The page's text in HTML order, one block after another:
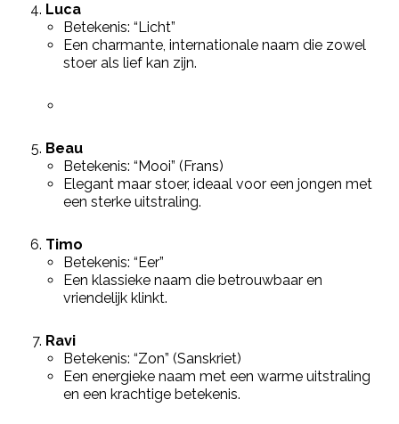
Luca
Betekenis: “Licht”
Een charmante, internationale naam die zowel
stoer als lief kan zijn.
Beau
Betekenis: “Mooi” (Frans)
Elegant maar stoer, ideaal voor een jongen met
een sterke uitstraling.
Timo
Betekenis: “Eer”
Een klassieke naam die betrouwbaar en
vriendelijk klinkt.
Ravi
Betekenis: “Zon” (Sanskriet)
Een energieke naam met een warme uitstraling
en een krachtige betekenis.